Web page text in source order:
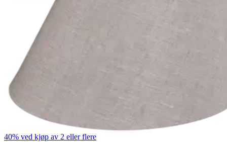
40% ved kjøp av 2 eller flere